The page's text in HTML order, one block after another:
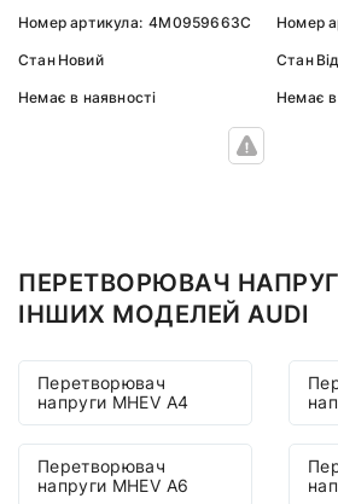
Номер артикула: 4M0959663C
Стан Новий
Немає в наявності
Номер
Стан
Немає в
ПЕРЕТВОРЮВАЧ
ІНШИХ МОДЕЛЕЙ AUDI
Перетворювач
напруги MHEV A4
Перетворювач
напруги MHEV A6